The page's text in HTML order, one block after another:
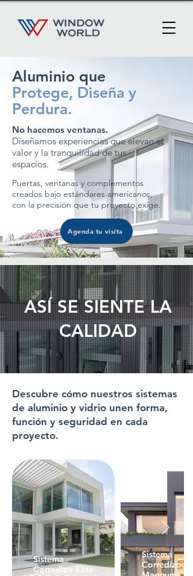
Aluminio que
Protege, Diseña y
Perdura.
No hacemos ventanas.
Diseñamos experiencias que elevan el
valor y la tranquilidad de tus
espacios.
Puertas, ventanas y complementos
creados bajo estándares americanos,
con la precisión que tu proyecto exige.
Agenda tu visita
ASÍ SE SIENTE LA
CALIDAD
Descubre cómo nuestros sistemas
de aluminio y vidrio unen forma,
función y seguridad en cada
proyecto.
Sistema
Corredizo Elite
Sistema
Corredizo